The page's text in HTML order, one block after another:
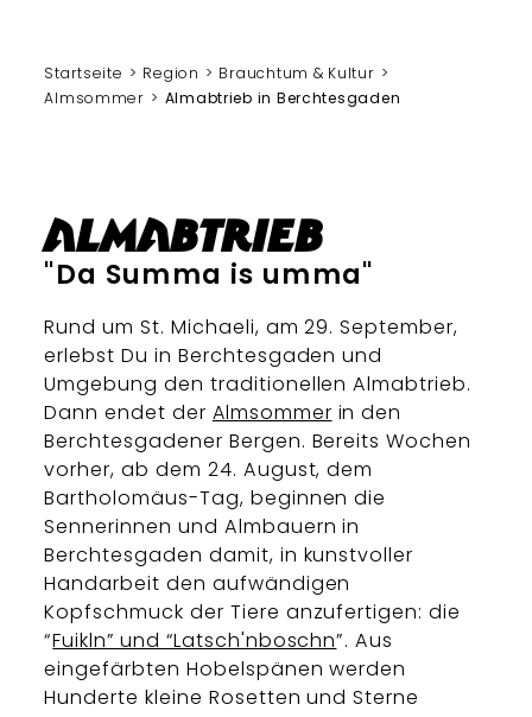
Startseite Region
Brauchtum & Kultur
Almsommer
Almabtrieb in Berchtesgaden
Almabtrieb
"Da Summa is umma"
Rund um St. Michaeli, am 29. September,
erlebst Du in Berchtesgaden und
Umgebung den traditionellen Almabtrieb.
Dann endet der Almsommer in den
Berchtesgadener Bergen. Bereits Wochen
vorher, ab dem 24. August, dem
Bartholomäus-Tag, beginnen die
Sennerinnen und Almbauern in
Berchtesgaden damit, in kunstvoller
Handarbeit den aufwändigen
Kopfschmuck der Tiere anzufertigen: die
“Fuikln” und “Latsch'nboschn”. Aus
eingefärbten Hobelspänen werden
Hunderte kleine Rosetten und Sterne